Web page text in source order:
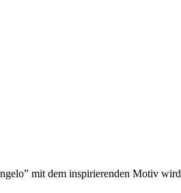
mit dem inspirierenden Motiv wird